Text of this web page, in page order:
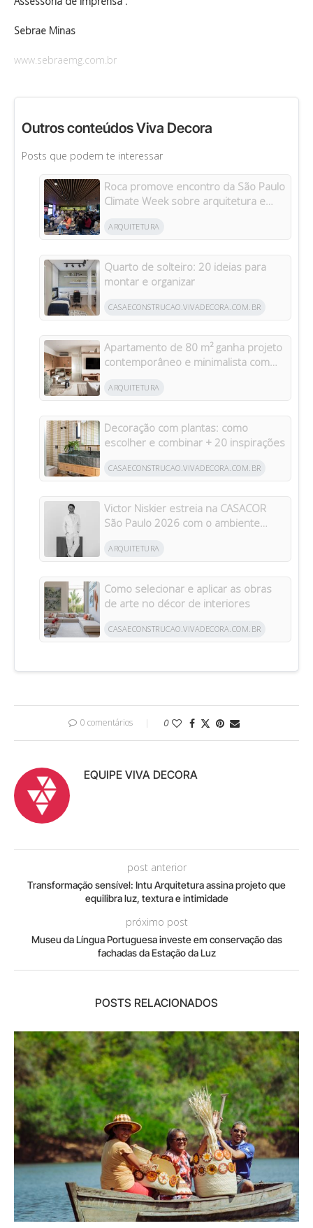
Sebrae Minas
www.sebraemg.com.br
Outros conteúdos Viva Decora
Posts que podem te interessar
Roca promove encontro da São Paulo
Climate Week sobre arquitetura e
ARQUITETURA
Quarto de solteiro: 20 ideias para
montar e organizar
CASAECONSTRUCAO.VIVADECORA.COM.BR
Apartamento de 80 m² ganha projeto
contemporâneo e minimalista com
ARQUITETURA
Decoração com plantas: como
escolher e combinar + 20 inspirações
CASAECONSTRUCAO.VIVADECORA.COM.BR
Victor Niskier estreia na CASACOR
São Paulo 2026 com o ambiente
ARQUITETURA
Como selecionar e aplicar as obras
de arte no décor de interiores
CASAECONSTRUCAO.VIVADECORA.COM.BR
0 comentários 0
EQUIPE VIVA DECORA
post anterior
Transformação sensível: Intu Arquitetura assina projeto que
equilibra luz, textura e intimidade
próximo post
Museu da Língua Portuguesa investe em conservação das
fachadas da Estação da Luz
POSTS RELACIONADOS